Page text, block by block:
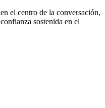
el centro de la conversación,
sostenida en el